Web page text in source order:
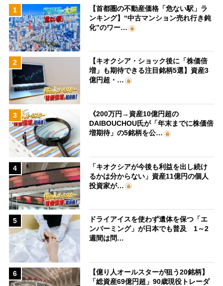
1
【首都圏の不動産価格「危ない駅」ラ
ンキング】“中古マンション売れ行き鈍
化”のワー…
2
【キオクシア・ショック後に「株価倍
増」も期待できる注目銘柄5選】資産3
億円超・…
3
《200万円→資産10億円超の
DAIBOUCHOU氏が「年末までに株価倍
増期待」の5銘柄を公…
4
「キオクシアが今後も利益を出し続け
るかは分からない」資産11億円の個人
投資家が…
5
ドライアイスを使わず遺体を保つ「エ
ンバーミング」が日本でも普及 1～2
週間は問…
6
【億り人オールスターが狙う20銘柄】
「総資産69億円超」90歳現役トレーダ